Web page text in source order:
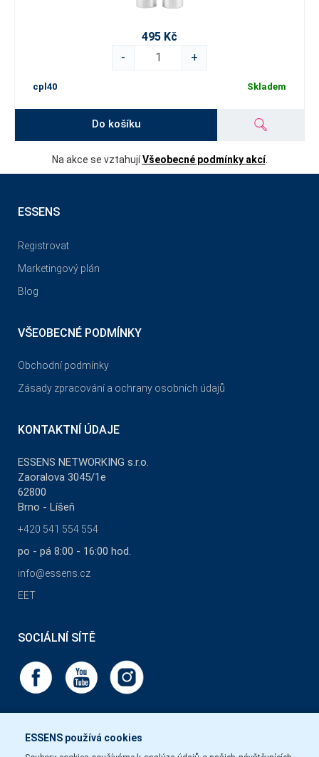
495 Kč
-
+
cpl40 Skladem
Do košíku
Na akce se vztahujíVšeobecné podmínky akcí.
ESSENS používá cookies
ESSENS
Registrovat
Marketingový plán
Blog
VŠEOBECNÉ PODMÍNKY
Obchodní podmínky
Zásady zpracování a ochrany osobních údajů
KONTAKTNÍ ÚDAJE
ESSENS NETWORKING s.r.o.
Zaoralova 3045/1e
62800
Brno - Líšeň
+420 541 554 554
po - pá 8:00 - 16:00 hod.
info@essens.cz
EET
SOCIÁLNÍ SÍTĚ